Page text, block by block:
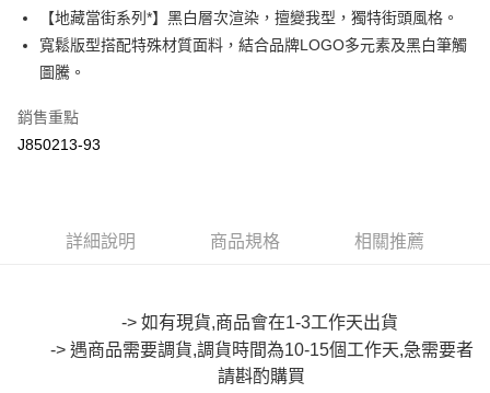
Apple Pay
街口支付
相關說明
流程，驗證手機門號後，選擇欲分期的期數、繳款截止日，確認付款後即完
成交易。
3.實際核准額度、可分期數及費用金額請依後續交易確認頁面所載為準。
4.訂單成立30分鐘內，如未前往確認交易或遇審核未通過，訂單將自動取
【關於「AFTEE先享後付」】
AFTEE先享後付是「在收到商品之後才付款」的支付方式。 讓您購物簡單
ATM付款
【地藏當街系列*】黑白層次渲染，擅變我型，獨特街頭風格。
寬鬆版型搭配特殊材質面料，結合品牌LOGO多元素及黑白筆觸
圖騰。
銷售重點
J850213-93
詳細說明 商品規格 相關推薦
-> 如有現貨,商品會在1-3工作天出貨
-> 遇商品需要調貨,調貨時間為10-15個工作天,急需要者
請斟酌購買